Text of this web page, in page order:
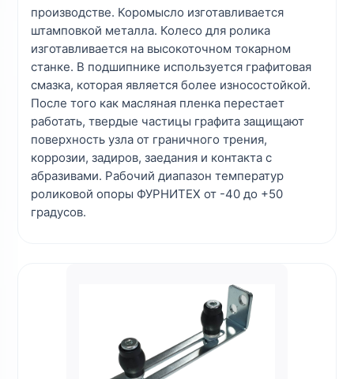
производстве. Коромысло изготавливается
штамповкой металла. Колесо для ролика
изготавливается на высокоточном токарном
станке. В подшипнике используется графитовая
смазка, которая является более износостойкой.
После того как масляная пленка перестает
работать, твердые частицы графита защищают
поверхность узла от граничного трения,
коррозии, задиров, заедания и контакта с
абразивами. Рабочий диапазон температур
роликовой опоры ФУРНИТЕХ от -40 до +50
градусов.